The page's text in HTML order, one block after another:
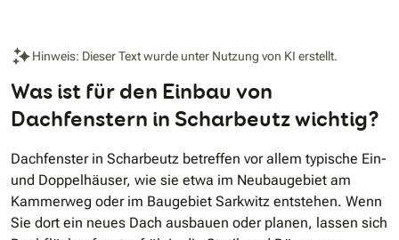
Hinweis: Dieser Text wurde unter Nutzung von KI erstellt.
Was ist für den Einbau von
Dachfenstern in Scharbeutz wichtig?
Dachfenster in Scharbeutz betreffen vor allem typische Ein-
und Doppelhäuser, wie sie etwa im Neubaugebiet am
Kammerweg oder im Baugebiet Sarkwitz entstehen. Wenn
Sie dort ein neues Dach ausbauen oder planen, lassen sich